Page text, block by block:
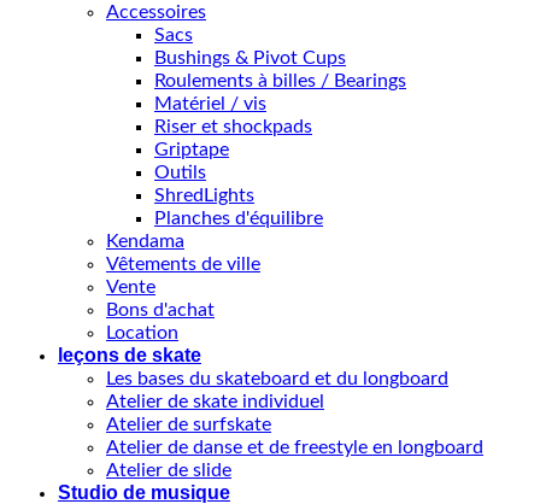
Accessoires
Sacs
Bushings & Pivot Cups
Roulements à billes / Bearings
Matériel / vis
Riser et shockpads
Griptape
Outils
ShredLights
Planches d'équilibre
Kendama
Vêtements de ville
Vente
Bons d'achat
Location
leçons de skate
Les bases du skateboard et du longboard
Atelier de skate individuel
Atelier de surfskate
Atelier de danse et de freestyle en longboard
Atelier de slide
Studio de musique